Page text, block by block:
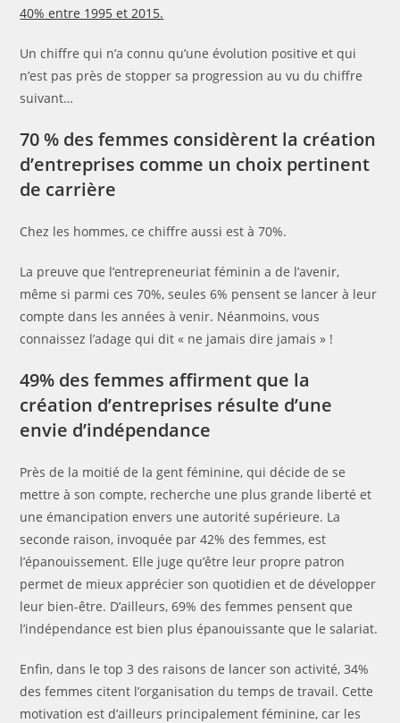
40% entre 1995 et 2015.
Un chiffre qui n’a connu qu’une évolution positive et qui
n’est pas près de stopper sa progression au vu du chiffre
suivant…
70 % des femmes considèrent la création
d’entreprises comme un choix pertinent
de carrière
Chez les hommes, ce chiffre aussi est à 70%.
La preuve que l’entrepreneuriat féminin a de l’avenir,
même si parmi ces 70%, seules 6% pensent se lancer à leur
compte dans les années à venir. Néanmoins, vous
connaissez l’adage qui dit « ne jamais dire jamais » !
49% des femmes affirment que la
création d’entreprises résulte d’une
envie d’indépendance
Près de la moitié de la gent féminine, qui décide de se
mettre à son compte, recherche une plus grande liberté et
une émancipation envers une autorité supérieure. La
seconde raison, invoquée par 42% des femmes, est
l’épanouissement. Elle juge qu’être leur propre patron
permet de mieux apprécier son quotidien et de développer
leur bien-être. D’ailleurs, 69% des femmes pensent que
l’indépendance est bien plus épanouissante que le salariat.
Enfin, dans le top 3 des raisons de lancer son activité, 34%
des femmes citent l’organisation du temps de travail. Cette
motivation est d’ailleurs principalement féminine, car les